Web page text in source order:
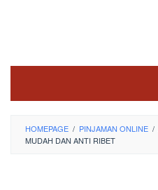
HOMEPAGE / PINJAMAN ONLINE /
MUDAH DAN ANTI RIBET